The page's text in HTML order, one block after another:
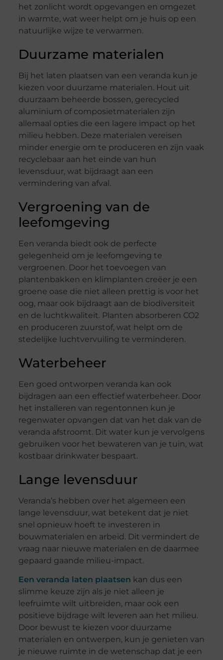
het zonlicht wordt opgevangen en omgezet
in warmte, wat weer helpt om je huis op een
natuurlijke wijze te verwarmen.
Duurzame materialen
Bij het laten plaatsen van een veranda kun je
kiezen voor duurzame materialen. Hout uit
duurzaam beheerde bossen, gerecycled
aluminium of composietmaterialen zijn
allemaal opties die een lagere impact op het
milieu hebben. Deze materialen vereisen
minder energie om te produceren en zijn vaak
recyclebaar aan het einde van hun
levensduur, wat bijdraagt aan een
vermindering van afval.
Vergroening van de
leefomgeving
Een veranda biedt ook de perfecte
gelegenheid om je leefomgeving te
vergroenen. Door het toevoegen van
plantenbakken en klimplanten creëer je een
groene oase die niet alleen prettig is voor het
oog, maar ook bijdraagt aan de biodiversiteit
en de luchtkwaliteit. Planten absorberen CO2
en produceren zuurstof, wat helpt om de
stedelijke luchtvervuiling te verminderen.
Waterbeheer
Een goed ontworpen veranda kan ook
bijdragen aan een effectief waterbeheer. Door
het installeren van regentonnen kun je
regenwater opvangen dat van het dak van de
veranda afstroomt. Dit water kun je vervolgens
gebruiken voor het bewateren van je tuin, wat
kostbaar drinkwater bespaart.
Lange levensduur
Veranda’s hebben over het algemeen een
lange levensduur, wat betekent dat je niet
snel opnieuw hoeft te investeren in
bouwmaterialen en arbeid. Dit vermindert de
vraag naar nieuwe materialen en de daarmee
gepaard gaande milieu-impact.
Een veranda laten plaatsen kan dus een
slimme keuze zijn als je niet alleen je
leefruimte wilt uitbreiden, maar ook een
positieve bijdrage wilt leveren aan het milieu.
Door bewust te kiezen voor duurzame
materialen en ontwerpen, kun je genieten van
je nieuwe ruimte in de wetenschap dat je een